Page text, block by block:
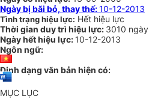
Ngày bị bãi bỏ, thay thế:10-12-2013
Tình trạng hiệu lực: Hết hiệu lực
Thời gian duy trì hiệu lực: 3010 ngày
Ngày hết hiệu lực: 10-12-2013
Ngôn ngữ:
Định dạng văn bản hiện có:
MỤC LỤC